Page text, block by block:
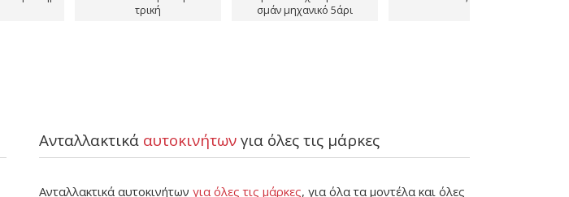
σμάν μηχανικό 5άρι
Ανταλλακτικά αυτοκινήτωνγια όλες τις μάρκες
Ανταλλακτικά αυτοκινήτων για όλες τις μάρκες, για όλα τα μοντέλα και όλες